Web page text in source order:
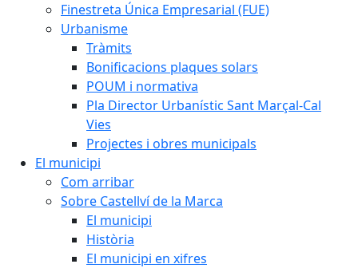
Finestreta Única Empresarial (FUE)
Urbanisme
Tràmits
Bonificacions plaques solars
POUM i normativa
Pla Director Urbanístic Sant Marçal-Cal
Vies
Projectes i obres municipals
El municipi
Com arribar
Sobre Castellví de la Marca
El municipi
Història
El municipi en xifres